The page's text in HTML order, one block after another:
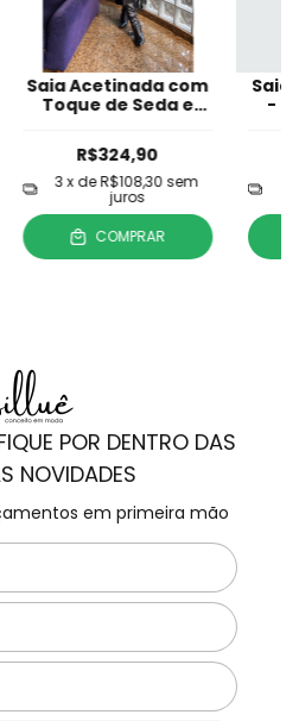
Saia Acetinada com
Toque de Seda e
Fluido Preta | Modelo
Aline
R$324,90
3 x deR$108,30 sem
juros
COMPRAR
Saia
-
POR DENTRO DAS
NOVIDADES
em primeira mão